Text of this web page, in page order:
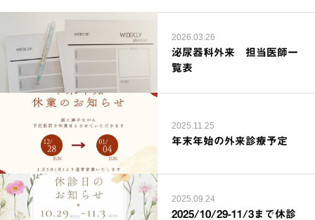
2026.03.26
泌尿器科外来 担当医師一
覧表
2025.11.25
年末年始の外来診療予定
2025.09.24
2025/10/29-11/3まで休診